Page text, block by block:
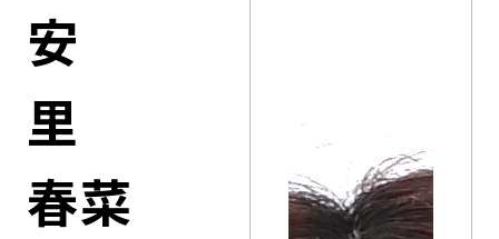
ガバナンス
コンダクト向上の取組み
ローカル共創イニシアティブ
株式情報
財務情報・IR資料
IRニュース
サステナビリティマネジメント
持続可能な金融のフレームワーク
環境
安
里
春菜